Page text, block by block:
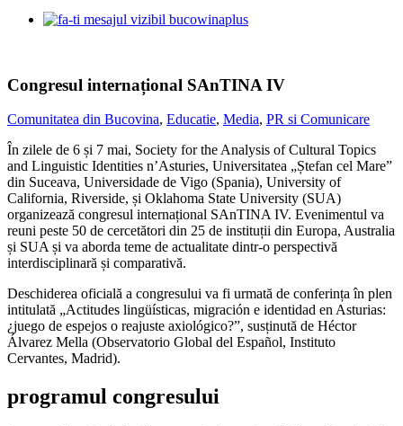
Congresul internațional SAnTINA IV
Comunitatea din Bucovina, Educatie, Media, PR si Comunicare
În zilele de 6 și 7 mai, Society for the Analysis of Cultural Topics
and Linguistic Identities n’Asturies, Universitatea „Ștefan cel Mare”
din Suceava, Universidade de Vigo (Spania), University of
California, Riverside, și Oklahoma State University (SUA)
organizează congresul internațional SAnTINA IV. Evenimentul va
reuni peste 50 de cercetători din 25 de instituții din Europa, Australia
și SUA și va aborda teme de actualitate dintr-o perspectivă
interdisciplinară și comparativă.
Deschiderea oficială a congresului va fi urmată de conferința în plen
intitulată „Actitudes lingüísticas, migración e identidad en Asturias:
¿juego de espejos o reajuste axiológico?”, susținută de Héctor
Álvarez Mella (Observatorio Global del Español, Instituto
Cervantes, Madrid).
programul congresului